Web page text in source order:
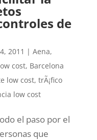
de
2011 | Aena,
cost, Barcelona
low cost, trÃ¡fico
low cost
el paso por el
que